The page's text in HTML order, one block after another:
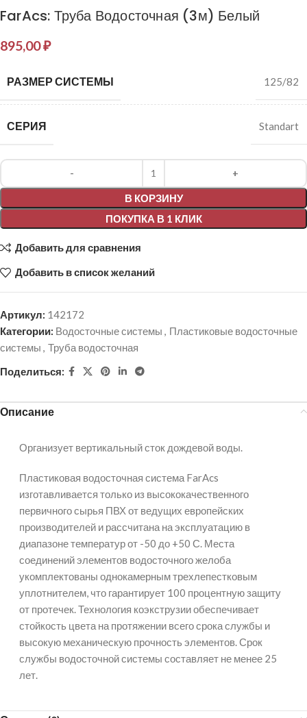
FarAcs: Труба Водосточная (3м) Белый
895,00₽
РАЗМЕР СИСТЕМЫ 125/82
СЕРИЯ Standart
В КОРЗИНУ
ПОКУПКА В 1 КЛИК
Alternative:
Добавить для сравнения
Добавить в список желаний
Артикул: 142172
Категории: Водосточные системы , Пластиковые водосточные
системы , Труба водосточная
Поделиться:
Описание
Организует вертикальный сток дождевой воды.
Пластиковая водосточная система FarAcs
изготавливается только из высококачественного
первичного сырья ПВХ от ведущих европейских
производителей и рассчитана на эксплуатацию в
диапазоне температур от -50 до +50 С. Места
соединений элементов водосточного желоба
укомплектованы однокамерным трехлепестковым
уплотнителем, что гарантирует 100 процентную защиту
от протечек. Технология коэкструзии обеспечивает
стойкость цвета на протяжении всего срока службы и
высокую механическую прочность элементов. Срок
службы водосточной системы составляет не менее 25
лет.